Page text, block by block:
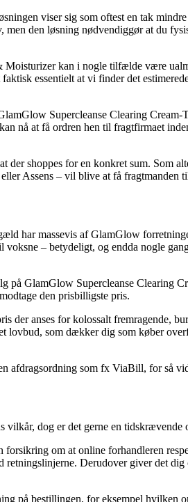
viser sig som oftest en tak
den løsning nødvendiggør at du
Moisturizer kan i nogle tilfælde være
essentielt at vi finder det
Supercleanse Clearing Cream-
nå at få ordren hen til fragtfirmaet
shoppes for en konkret sum. Som
Assens – vil blive at få fragtmanden
har massevis af GlamGlow
– betydeligt, og endda nogle
på GlamGlow Supercleanse Clearing
den prisbilligste pris.
der anses for kolossalt fremragende,
lovbud, som dækker dig som køber
afdragsordning som fx ViaBill, for så
dog er det gerne en tidskrævende
om at online forhandleren
retningslinjerne. Derudover giver det
på bestillingen, for eksempel hvilken